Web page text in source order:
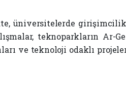
üniversitelerde
teknoparkların Ar-
ve teknoloji odaklı